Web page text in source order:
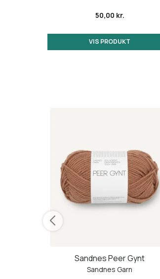
50,00 kr.
VIS PRODUKT
Sandnes Peer Gynt
Sandnes Garn